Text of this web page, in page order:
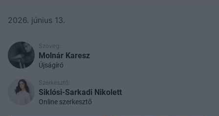
2026. június 13.
Szöveg:
Molnár Karesz
Újságíró
Szerkesztő:
Siklósi-Sarkadi Nikolett
Online szerkesztő